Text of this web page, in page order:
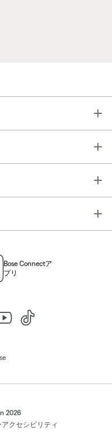
Bose Connectア
プリ
2026
アクセシビリティ